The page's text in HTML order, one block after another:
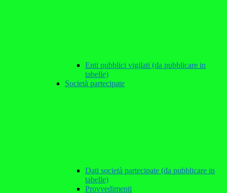
Enti pubblici vigilati (da pubblicare in
tabelle)
Società partecipate
Dati società partecipate (da pubblicare in
tabelle)
Provvedimenti